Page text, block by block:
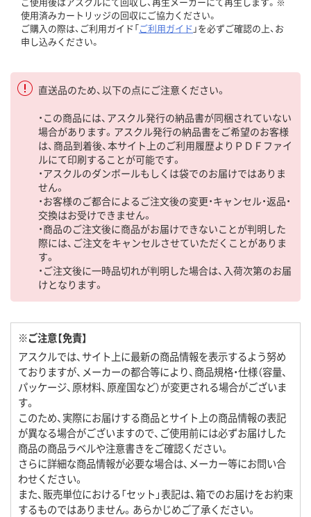
使用済みカートリッジの回収にご協力ください。
ご購入の際は、ご利用ガイド「ご利用ガイド 」を必ずご確認の上、お
申し込みください。
直送品のため、以下の点にご注意ください。
・この商品には、アスクル発行の納品書が同梱されていない
場合があります。アスクル発行の納品書をご希望のお客様
は、商品到着後、本サイト上のご利用履歴よりＰＤＦファイ
ルにて印刷することが可能です。
・アスクルのダンボールもしくは袋でのお届けではありま
せん。
・お客様のご都合によるご注文後の変更・キャンセル・返品・
交換はお受けできません。
・商品のご注文後に商品がお届けできないことが判明した
際には、ご注文をキャンセルさせていただくことがありま
す。
・ご注文後に一時品切れが判明した場合は、入荷次第のお届
けとなります。
※ご注意【免責】
アスクルでは、サイト上に最新の商品情報を表示するよう努め
ておりますが、メーカーの都合等により、商品規格・仕様（容量、
パッケージ、原材料、原産国など）が変更される場合がございま
す。
このため、実際にお届けする商品とサイト上の商品情報の表記
が異なる場合がございますので、ご使用前には必ずお届けした
商品の商品ラベルや注意書きをご確認ください。
さらに詳細な商品情報が必要な場合は、メーカー等にお問い合
わせください。
また、販売単位における「セット」表記は、箱でのお届けをお約束
するものではありません。あらかじめご了承ください。